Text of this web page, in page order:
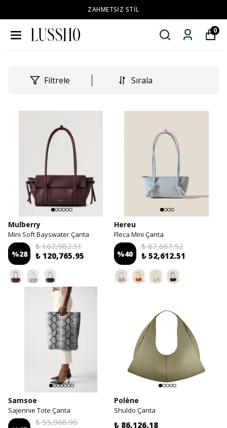
ZAHMETSİZ STİL
0
Filtrele Sırala
Mulberry
Mini Soft Bayswater Çanta
%28
₺ 167,982.31
₺ 120,765.95
Hereu
Fleca Mini Çanta
%40
₺ 87,687.52
₺ 52,612.51
Samsoe
Sajennie Tote Çanta
₺ 55,968.90
Polène
Shuldo Çanta
₺ 86,126.18